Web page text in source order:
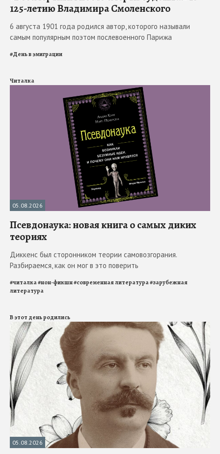
125-летию Владимира Смоленского
6 августа 1901 года родился автор, которого называли
самым популярным поэтом послевоенного Парижа
#День в эмиграции
Читалка
05.08.2026
Псевдонаука: новая книга о самых диких
теориях
Диккенс был сторонником теории самовозгорания.
Разбираемся, как он мог в это поверить
#читалка#нон-фикшн#современная литература#зарубежная
литература
В этот день родились
05.08.2026